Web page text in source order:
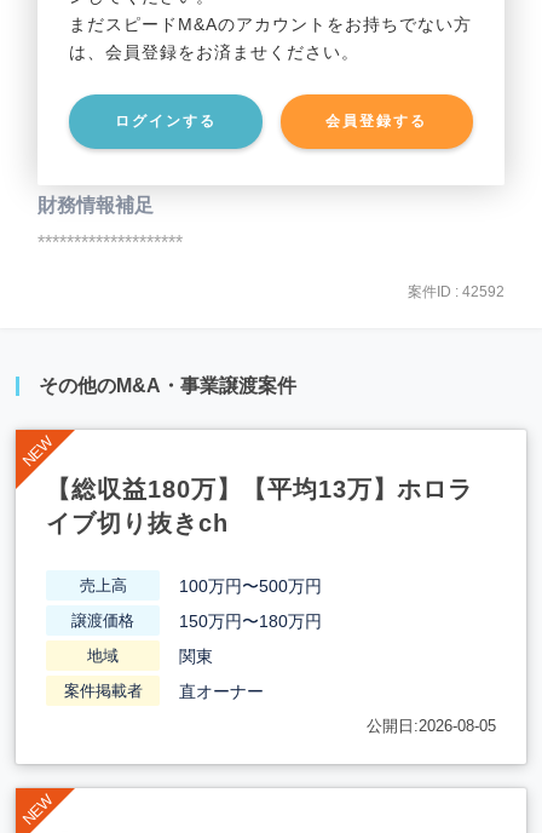
まだスピードM&Aのアカウントをお持ちでない方
は、会員登録をお済ませください。
ログインする 会員登録する
事業資産 ********************
事業負債 ********************
財務情報補足
********************
案件ID : 42592
その他のM&A・事業譲渡案件
【総収益180万】【平均13万】ホロラ
イブ切り抜きch
売上高 100万円〜500万円
譲渡価格 150万円〜180万円
地域 関東
案件掲載者 直オーナー
公開日:2026-08-05